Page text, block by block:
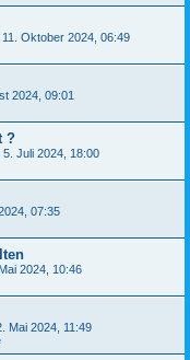
11. Oktober 2024, 06:49
2024, 09:01
?
5. Juli 2024, 18:00
07:35
2024, 10:46
Mai 2024, 11:49